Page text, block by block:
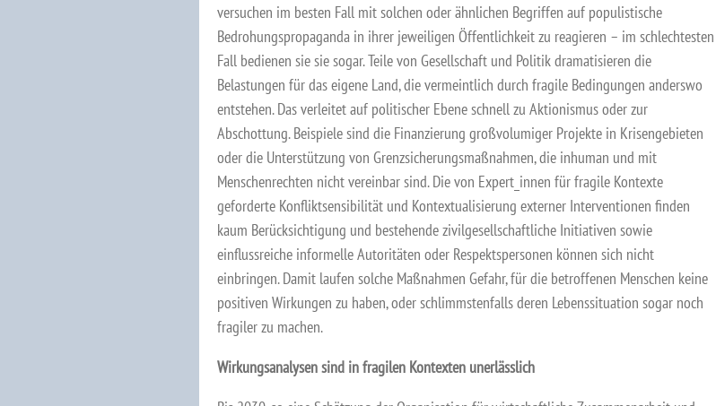
versuchen im besten Fall mit solchen oder ähnlichen Begriffen auf populistische
Bedrohungspropaganda in ihrer jeweiligen Öffentlichkeit zu reagieren – im schlechtesten
Fall bedienen sie sie sogar. Teile von Gesellschaft und Politik dramatisieren die
Belastungen für das eigene Land, die vermeintlich durch fragile Bedingungen anderswo
entstehen. Das verleitet auf politischer Ebene schnell zu Aktionismus oder zur
Abschottung. Beispiele sind die Finanzierung großvolumiger Projekte in Krisengebieten
oder die Unterstützung von Grenzsicherungsmaßnahmen, die inhuman und mit
Menschenrechten nicht vereinbar sind. Die von Expert_innen für fragile Kontexte
geforderte Konfliktsensibilität und Kontextualisierung externer Interventionen finden
kaum Berücksichtigung und bestehende zivilgesellschaftliche Initiativen sowie
einflussreiche informelle Autoritäten oder Respektspersonen können sich nicht
einbringen. Damit laufen solche Maßnahmen Gefahr, für die betroffenen Menschen keine
positiven Wirkungen zu haben, oder schlimmstenfalls deren Lebenssituation sogar noch
fragiler zu machen.
Wirkungsanalysen sind in fragilen Kontexten unerlässlich